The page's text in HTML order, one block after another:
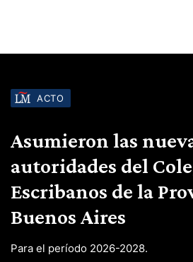
ACTO
Asumieron las
autoridades del
Escribanos de la
Buenos Aires
Para el período 2026-2028.